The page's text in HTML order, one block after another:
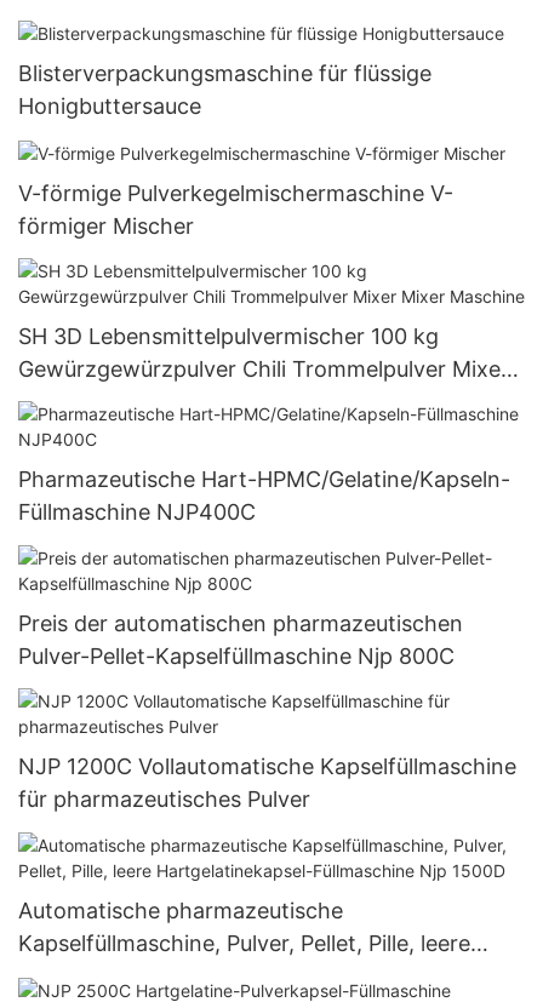
Blisterverpackungsmaschine für flüssige
Honigbuttersauce
V-förmige Pulverkegelmischermaschine V-
förmiger Mischer
SH 3D Lebensmittelpulvermischer 100 kg
Gewürzgewürzpulver Chili Trommelpulver Mixer
Mixer Maschine
Pharmazeutische Hart-HPMC/Gelatine/Kapseln-
Füllmaschine NJP400C
Preis der automatischen pharmazeutischen
Pulver-Pellet-Kapselfüllmaschine Njp 800C
NJP 1200C Vollautomatische Kapselfüllmaschine
für pharmazeutisches Pulver
Automatische pharmazeutische
Kapselfüllmaschine, Pulver, Pellet, Pille, leere
Hartgelatinekapsel-Füllmaschine Njp 1500D